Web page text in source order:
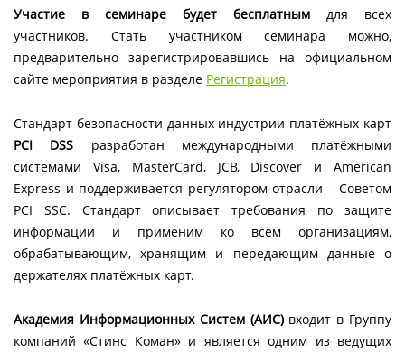
Участие в семинаре будет бесплатным для всех
участников. Стать участником семинара можно,
предварительно зарегистрировавшись на официальном
сайте мероприятия в разделе Регистрация.
Стандарт безопасности данных индустрии платёжных карт
PCI DSS разработан международными платёжными
системами Visa, MasterCard, JCB, Discover и American
Express и поддерживается регулятором отрасли – Советом
PCI SSC. Стандарт описывает требования по защите
информации и применим ко всем организациям,
обрабатывающим, хранящим и передающим данные о
держателях платёжных карт.
Академия Информационных Систем (АИС)входит в Группу
компаний «Стинс Коман» и является одним из ведущих